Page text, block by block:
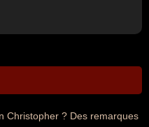
Christopher ? Des remarques